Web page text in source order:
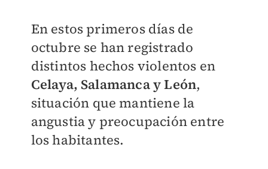
En estos primeros días de
octubre se han registrado
distintos hechos violentos en
Celaya, Salamanca y León,
situación que mantiene la
angustia y preocupación entre
los habitantes.